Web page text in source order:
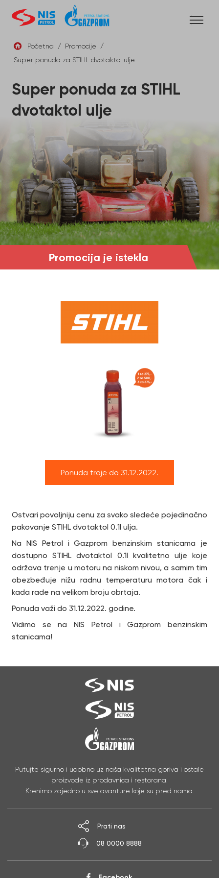
content
Promocija je istekla
Početna / Promocije
/
Super ponuda za STIHL dvotaktol ulje
Super ponuda za STIHL
dvotaktol ulje
Ponuda traje do 31.12.2022.
Ostvari povoljniju cenu za svako sledeće pojedinačno
pakovanje STIHL dvotaktol 0.1l ulja.
Na NIS Petrol i Gazprom benzinskim stanicama je
dostupno STIHL dvotaktol 0.1l kvalitetno ulje koje
održava trenje u motoru na niskom nivou, a samim tim
obezbeđuje nižu radnu temperaturu motora čak i
kada rade na velikom broju obrtaja.
Ponuda važi do 31.12.2022. godine.
Vidimo se na NIS Petrol i Gazprom benzinskim
stanicama!
Putujte sigurno i udobno uz naša kvalitetna goriva i ostale
proizvode iz prodavnica i restorana.
Krenimo zajedno u sve avanture koje su pred nama.
Prati nas
08 0000 8888